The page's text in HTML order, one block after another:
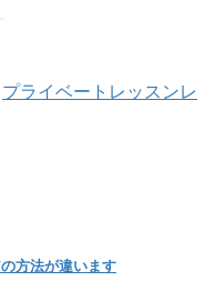
プライベートレッスンレ
方法が違います